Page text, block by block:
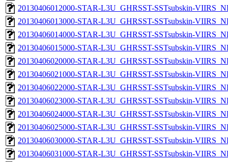
20130406012000-STAR-L3U_GHRSST-SSTsubskin-
20130406013000-STAR-L3U_GHRSST-SSTsubskin-
20130406014000-STAR-L3U_GHRSST-SSTsubskin-
20130406015000-STAR-L3U_GHRSST-SSTsubskin-
20130406020000-STAR-L3U_GHRSST-SSTsubskin-
20130406021000-STAR-L3U_GHRSST-SSTsubskin-
20130406022000-STAR-L3U_GHRSST-SSTsubskin-
20130406023000-STAR-L3U_GHRSST-SSTsubskin-
20130406024000-STAR-L3U_GHRSST-SSTsubskin-
20130406025000-STAR-L3U_GHRSST-SSTsubskin-
20130406030000-STAR-L3U_GHRSST-SSTsubskin-
20130406031000-STAR-L3U_GHRSST-SSTsubskin-